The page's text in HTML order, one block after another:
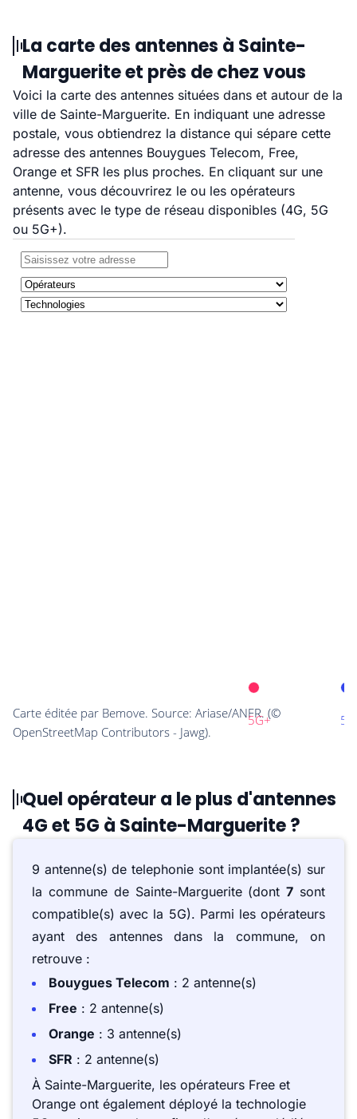
La carte des antennes à Sainte-
Marguerite et près de chez vous
Voici la carte des antennes situées dans et autour de la
ville de Sainte-Marguerite. En indiquant une adresse
postale, vous obtiendrez la distance qui sépare cette
adresse des antennes Bouygues Telecom, Free,
Orange et SFR les plus proches. En cliquant sur une
antenne, vous découvrirez le ou les opérateurs
présents avec le type de réseau disponibles (4G, 5G
ou 5G+).
Quel opérateur a le plus d'antennes
4G et 5G à Sainte-Marguerite ?
9 antenne(s) de telephonie sont implantée(s) sur
la commune de Sainte-Marguerite (dont7 sont
compatible(s) avec la 5G). Parmi les opérateurs
ayant des antennes dans la commune, on
retrouve :
Bouygues Telecom : 2 antenne(s)
Free : 2 antenne(s)
Orange : 3 antenne(s)
SFR : 2 antenne(s)
À Sainte-Marguerite, les opérateurs Free et
Orange ont également déployé la technologie